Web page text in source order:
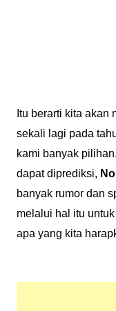
Itu berarti kita akan
sekali lagi pada
kami banyak
dapat diprediksi,
banyak rumor dan
melalui hal itu
apa yang kita